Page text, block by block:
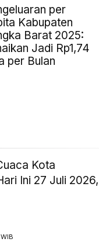
per
Kabupaten
Barat 2025:
Jadi Rp1,74
per Bulan
Kota
Ini 27 Juli 2026,